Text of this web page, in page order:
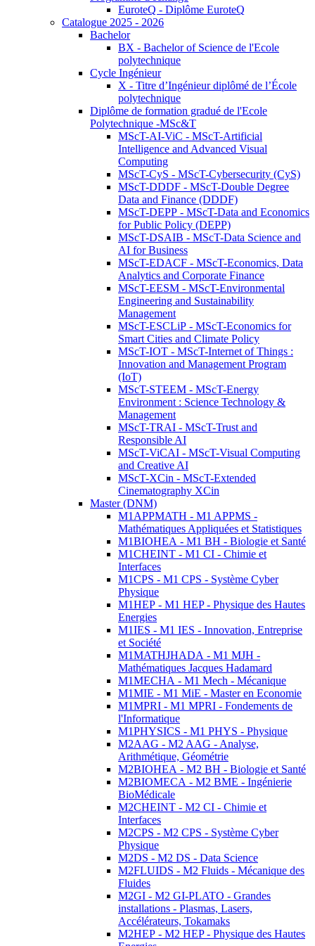
EuroteQ - Diplôme EuroteQ
Catalogue 2025 - 2026
Bachelor
BX - Bachelor of Science de l'Ecole
polytechnique
Cycle Ingénieur
X - Titre d’Ingénieur diplômé de l’École
polytechnique
Diplôme de formation gradué de l'Ecole
Polytechnique -MSc&T
MScT-AI-ViC - MScT-Artificial
Intelligence and Advanced Visual
Computing
MScT-CyS - MScT-Cybersecurity (CyS)
MScT-DDDF - MScT-Double Degree
Data and Finance (DDDF)
MScT-DEPP - MScT-Data and Economics
for Public Policy (DEPP)
MScT-DSAIB - MScT-Data Science and
AI for Business
MScT-EDACF - MScT-Economics, Data
Analytics and Corporate Finance
MScT-EESM - MScT-Environmental
Engineering and Sustainability
Management
MScT-ESCLiP - MScT-Economics for
Smart Cities and Climate Policy
MScT-IOT - MScT-Internet of Things :
Innovation and Management Program
(IoT)
MScT-STEEM - MScT-Energy
Environment : Science Technology &
Management
MScT-TRAI - MScT-Trust and
Responsible AI
MScT-ViCAI - MScT-Visual Computing
and Creative AI
MScT-XCin - MScT-Extended
Cinematography XCin
Master (DNM)
M1APPMATH - M1 APPMS -
Mathématiques Appliquées et Statistiques
M1BIOHEA - M1 BH - Biologie et Santé
M1CHEINT - M1 CI - Chimie et
Interfaces
M1CPS - M1 CPS - Système Cyber
Physique
M1HEP - M1 HEP - Physique des Hautes
Energies
M1IES - M1 IES - Innovation, Entreprise
et Société
M1MATHJHADA - M1 MJH -
Mathématiques Jacques Hadamard
M1MECHA - M1 Mech - Mécanique
M1MIE - M1 MiE - Master en Economie
M1MPRI - M1 MPRI - Fondements de
l'Informatique
M1PHYSICS - M1 PHYS - Physique
M2AAG - M2 AAG - Analyse,
Arithmétique, Géométrie
M2BIOHEA - M2 BH - Biologie et Santé
M2BIOMECA - M2 BME - Ingénierie
BioMédicale
M2CHEINT - M2 CI - Chimie et
Interfaces
M2CPS - M2 CPS - Système Cyber
Physique
M2DS - M2 DS - Data Science
M2FLUIDS - M2 Fluids - Mécanique des
Fluides
M2GI - M2 GI-PLATO - Grandes
installations - Plasmas, Lasers,
Accélérateurs, Tokamaks
M2HEP - M2 HEP - Physique des Hautes